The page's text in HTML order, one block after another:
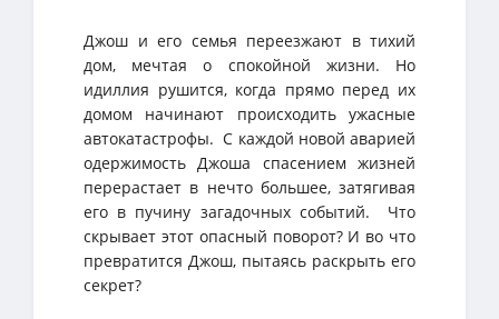
Джош и его семья переезжают в тихий
дом, мечтая о спокойной жизни. Но
идиллия рушится, когда прямо перед их
домом начинают происходить ужасные
автокатастрофы. С каждой новой аварией
одержимость Джоша спасением жизней
перерастает в нечто большее, затягивая
его в пучину загадочных событий. Что
скрывает этот опасный поворот? И во что
превратится Джош, пытаясь раскрыть его
секрет?